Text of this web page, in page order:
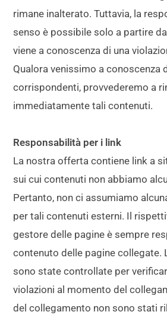
rimane inalterato. Tuttavia, la
senso è possibile solo a partire
viene a conoscenza di una
Qualora venissimo a conoscenza
corrispondenti, provvederemo a
immediatamente tali contenuti.
Responsabilità per i link
La nostra offerta contiene link a
sui cui contenuti non abbiamo
Pertanto, non ci assumiamo
per tali contenuti esterni. Il
gestore delle pagine è sempre
contenuto delle pagine collegate.
sono state controllate per
violazioni al momento del
del collegamento non sono stati